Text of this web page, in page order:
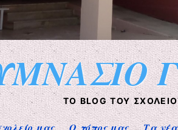
ΤΟ BLOG ΤΟΥ